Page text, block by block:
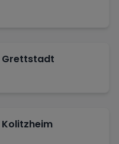
Grettstadt
Kolitzheim